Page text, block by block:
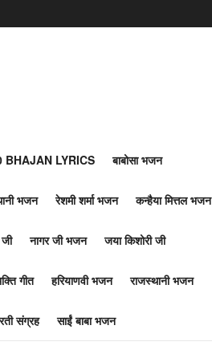
BHAJAN LYRICS बाबोसा भजन
भजन रेशमी शर्मा भजन कन्हैया मित्तल भजन
नागर जी भजन जया किशोरी जी
गीत हरियाणवी भजन राजस्थानी भजन
संग्रह साईं बाबा भजन